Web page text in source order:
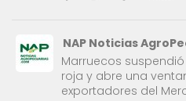
NAP Noticias
Marruecos
roja y abre una
exportadores del